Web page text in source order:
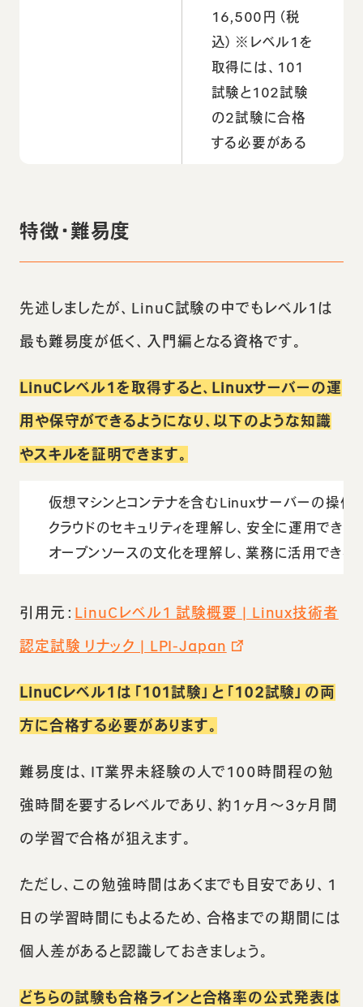
16,500円（税
込）※レベル1を
取得には、101
試験と102試験
の2試験に合格
する必要がある
特徴・難易度
先述しましたが、LinuC試験の中でもレベル1は
最も難易度が低く、入門編となる資格です。
LinuCレベル1を取得すると、Linuxサーバーの運
用や保守ができるようになり、以下のような知識
やスキルを証明できます。
仮想マシンとコンテナを含むLinuxサーバーの操作
クラウドのセキュリティを理解し、安全に運用できる
オープンソースの文化を理解し、業務に活用できる
引用元： LinuCレベル1 試験概要 | Linux技術者
認定試験 リナック | LPI-Japan
LinuCレベル1は「101試験」と「102試験」の両
方に合格する必要があります。
難易度は、IT業界未経験の人で100時間程の勉
強時間を要するレベルであり、約1ヶ月〜3ヶ月間
の学習で合格が狙えます。
ただし、この勉強時間はあくまでも目安であり、1
日の学習時間にもよるため、合格までの期間には
個人差があると認識しておきましょう。
どちらの試験も合格ラインと合格率の公式発表は